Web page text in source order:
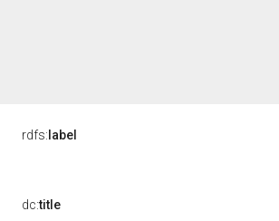
rdfs: label
dc:title